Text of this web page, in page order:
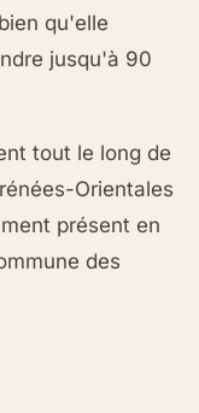
qu'elle
jusqu'à 90
tout le long de
Orientales
présent en
des